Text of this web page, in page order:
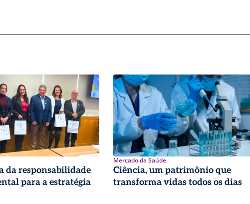
da responsabilidade
para a estratégia
Mercado da Saúde
Ciência, um patrimônio que
transforma vidas todos os dias